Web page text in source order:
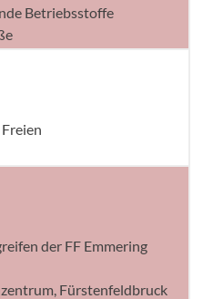
Betriebsstoffe
der FF Emmering
Fürstenfeldbruck